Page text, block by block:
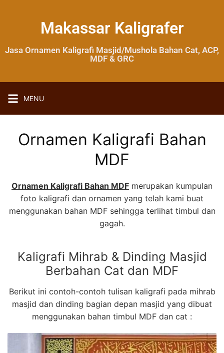
Makassar Kaligrafer
Jasa Ornamen Kaligrafi Masjid/Mushola Bahan Cat, ACP,
MDF & GRC
MENU
Ornamen Kaligrafi Bahan
MDF
Ornamen Kaligrafi Bahan MDF merupakan kumpulan
foto kaligrafi dan ornamen yang telah kami buat
menggunakan bahan MDF sehingga terlihat timbul dan
gagah.
Kaligrafi Mihrab & Dinding Masjid
Berbahan Cat dan MDF
Berikut ini contoh-contoh tulisan kaligrafi pada mihrab
masjid dan dinding bagian depan masjid yang dibuat
menggunakan bahan timbul MDF dan cat :